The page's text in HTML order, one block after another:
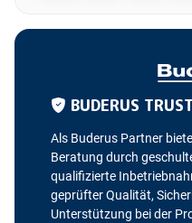
BUDERUS
Als Buderus Partner
Beratung durch
qualifizierte
geprüfter Qualität,
Unterstützung bei der